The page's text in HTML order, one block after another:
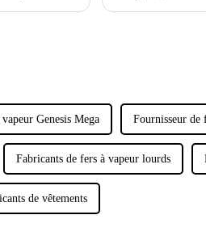
Genesis Mega Fournisseur de
Fabricants de fers à vapeur lourds
de vêtements